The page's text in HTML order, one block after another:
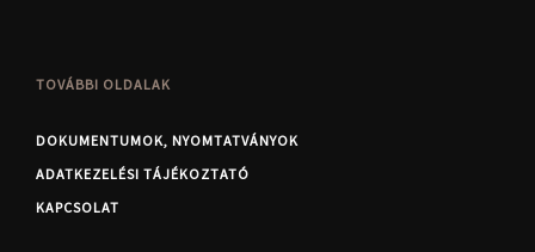
TOVÁBBI OLDALAK
DOKUMENTUMOK, NYOMTATVÁNYOK
ADATKEZELÉSI TÁJÉKOZTATÓ
KAPCSOLAT